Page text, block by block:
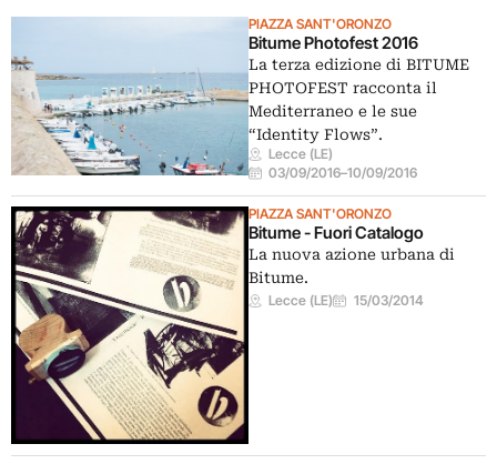
PIAZZA SANT'ORONZO
Bitume Photofest 2016
La terza edizione di BITUME
PHOTOFEST racconta il
Mediterraneo e le sue
“Identity Flows”.
Lecce (LE)
03/09/2016–10/09/2016
PIAZZA SANT'ORONZO
Bitume - Fuori Catalogo
La nuova azione urbana di
Bitume.
Lecce (LE) 15/03/2014